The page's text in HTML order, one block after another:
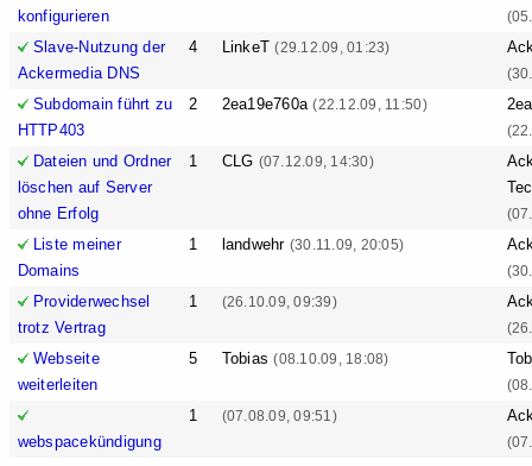
konfigurieren
Slave-Nutzung der
Ackermedia DNS
4 LinkeT(29.12.09, 01:23)
Subdomain führt zu
HTTP403
2 2ea19e760a(22.12.09, 11:50)
Dateien und Ordner
löschen auf Server
ohne Erfolg
1 CLG (07.12.09, 14:30)
Liste meiner
Domains
1 landwehr (30.11.09, 20:05)
Providerwechsel
trotz Vertrag
1 (26.10.09, 09:39)
Webseite
weiterleiten
5 Tobias(08.10.09, 18:08)
webspacekündigung
1 (07.08.09, 09:51)